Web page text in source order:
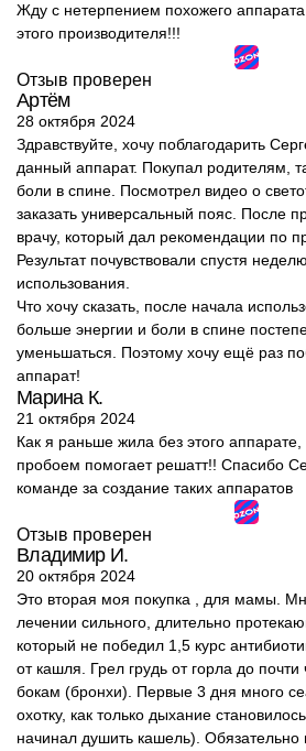
Жду с нетерпением похожего
этого производителя!!!
Отзыв проверен
Артём
28 октября 2024
Здравствуйте, хочу поблагодарить
данный аппарат. Покупал родителям,
боли в спине. Посмотрел видео о
заказать универсальный пояс. После
врачу, который дал рекомендации по
Результат почувствовали спустя
использования.
Что хочу сказать, после начала
больше энергии и боли в спине
уменьшаться. Поэтому хочу ещё раз
аппарат!
Марина К.
21 октября 2024
Как я раньше жила без этого
пробоем помогает решатт!! Спасибо
команде за создание таких аппаратов
Отзыв проверен
Владимир И.
20 октября 2024
Это вторая моя покупка , для мамы.
лечении сильного, длительно
который не победил 1,5 курс
от кашля. Грел грудь от горла до
бокам (бронхи). Первые 3 дня много
охотку, как только дыхание
начинал душить кашель). Обязательно